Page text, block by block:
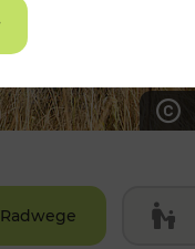
Radwege